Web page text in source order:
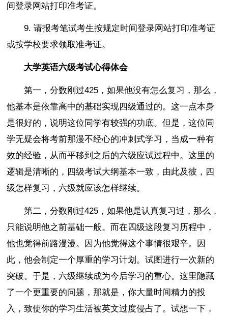
间登录网站打印准考证。
9. 请报考笔试考生按规定时间登录网站打印准考证
或按学校要求领取准考证。
大学英语六级考试心得体会
第一，分数刚过425，如果他没有怎么复习，那么，
他基本是依靠高中的基础实现四级通过的。这一点本身
是很好的，说明这位同学有较强的功底。但是，这位同
学无疑会将考前那漫不经心的冲刺式学习，当成一种有
效的经验，从而平移到之后的六级应试过程中。这里的
逻辑是清晰的，四级考试大纲基本一致，由此及彼，四
级怎样复习，六级就应该怎样继续。
第二，分数刚过425，如果他是认真复习过，那么，
只能说明他之前基础一般。而在四级这段复习历程中，
他也觉得前路漫漫。因为他觉得这个事情很艰辛。因
此，他会制定一个厚重的学习计划。试图进行一次新的
突破。于是，六级继续成为今后学习的重心。这里隐藏
了一个更重要的问题，那就是，你大量时间精力的投
入，致使你的学习生活被英文过度侵占了。试想一下，